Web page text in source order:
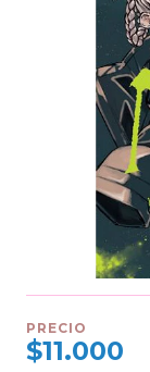
PRECIO
$11.000